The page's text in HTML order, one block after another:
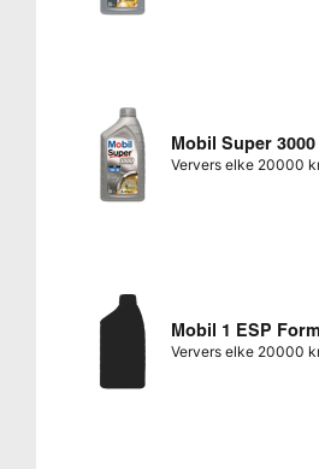
Mobil Super 3000
Ververs elke 20000
Mobil 1 ESP
Ververs elke 20000